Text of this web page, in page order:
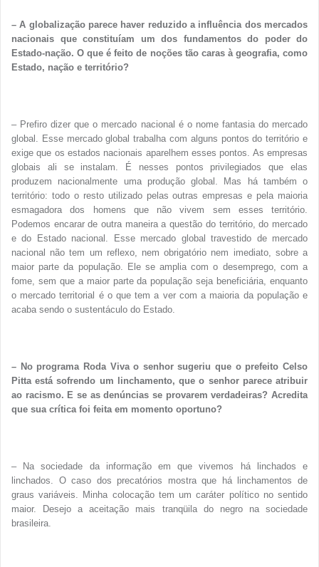
– A globalização parece haver reduzido a influência dos mercados
nacionais que constituíam um dos fundamentos do poder do
Estado-nação. O que é feito de noções tão caras à geografia, como
Estado, nação e território?
– Prefiro dizer que o mercado nacional é o nome fantasia do mercado
global. Esse mercado global trabalha com alguns pontos do território e
exige que os estados nacionais aparelhem esses pontos. As empresas
globais ali se instalam. É nesses pontos privilegiados que elas
produzem nacionalmente uma produção global. Mas há também o
território: todo o resto utilizado pelas outras empresas e pela maioria
esmagadora dos homens que não vivem sem esses território.
Podemos encarar de outra maneira a questão do território, do mercado
e do Estado nacional. Esse mercado global travestido de mercado
nacional não tem um reflexo, nem obrigatório nem imediato, sobre a
maior parte da população. Ele se amplia com o desemprego, com a
fome, sem que a maior parte da população seja beneficiária, enquanto
o mercado territorial é o que tem a ver com a maioria da população e
acaba sendo o sustentáculo do Estado.
– No programa Roda Viva o senhor sugeriu que o prefeito Celso
Pitta está sofrendo um linchamento, que o senhor parece atribuir
ao racismo. E se as denúncias se provarem verdadeiras? Acredita
que sua crítica foi feita em momento oportuno?
– Na sociedade da informação em que vivemos há linchados e
linchados. O caso dos precatórios mostra que há linchamentos de
graus variáveis. Minha colocação tem um caráter político no sentido
maior. Desejo a aceitação mais tranqüila do negro na sociedade
brasileira.